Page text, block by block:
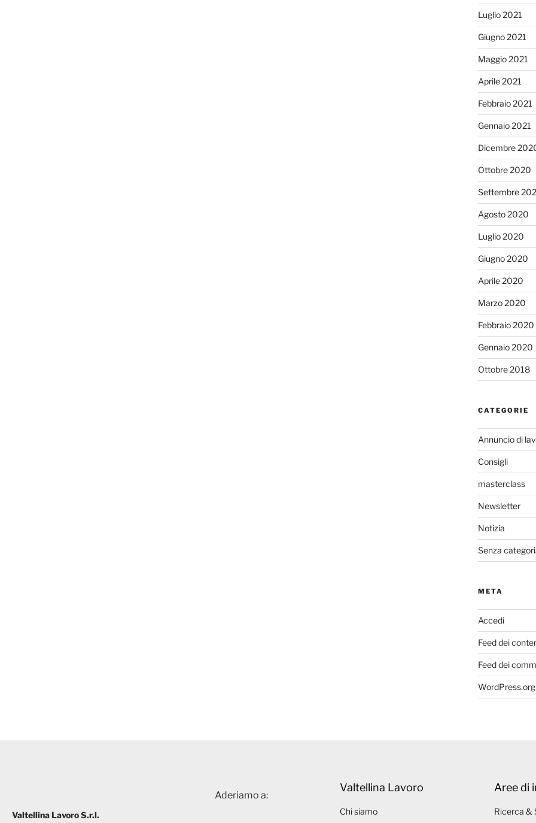
Luglio 2021
Giugno 2021
Maggio 2021
Aprile 2021
Febbraio 2021
Gennaio 2021
Dicembre
Ottobre 2020
Settembre
Agosto 2020
Luglio 2020
Giugno 2020
Aprile 2020
Marzo 2020
Febbraio 2020
Gennaio 2020
Ottobre 2018
CATEGORIE
Annuncio di
Consigli
masterclass
Newsletter
Notizia
Senza
META
Accedi
Feed dei
Feed dei
WordPress.org
Valtellina Lavoro S.r.l.
Aderiamo a:
Valtellina Lavoro
Chi siamo
Aree di
Ricerca &